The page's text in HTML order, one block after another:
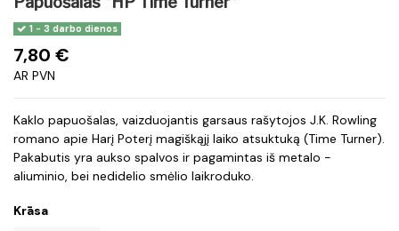
1 - 3 darbo dienos
7,80 €
AR PVN
Kaklo papuošalas, vaizduojantis garsaus rašytojos J.K. Rowling
romano apie Harį Poterį magiškąjį laiko atsuktuką (Time Turner).
Pakabutis yra aukso spalvos ir pagamintas iš metalo -
aliuminio, bei nedidelio smėlio laikroduko.
Krāsa